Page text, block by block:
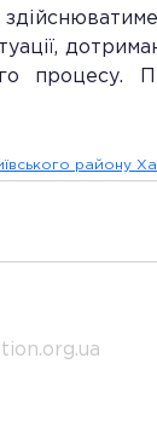
процесу.
району